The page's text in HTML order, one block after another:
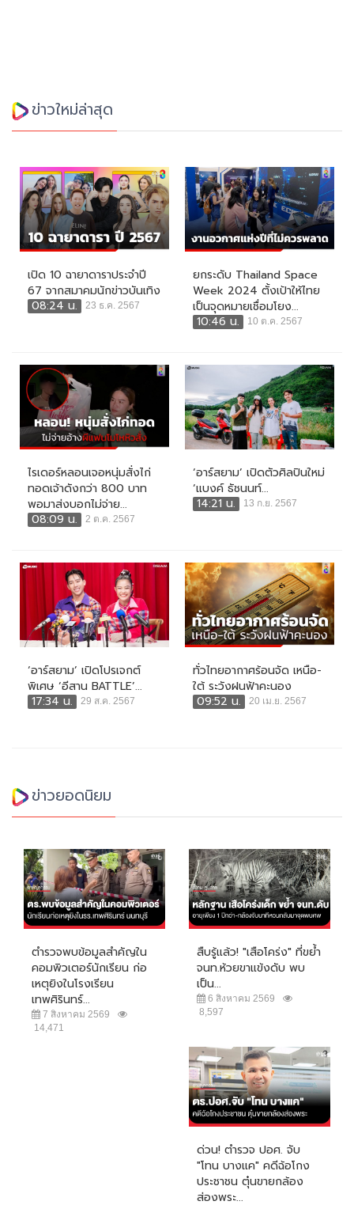
ข่าวใหม่ล่าสุด
เปิด 10 ฉายาดาราประจำปี
67 จากสมาคมนักข่าวบันเทิง
08:24 น.
23 ธ.ค. 2567
ยกระดับ Thailand Space
Week 2024 ตั้งเป้าให้ไทย
เป็นจุดหมายเชื่อมโยง...
10:46 น.
10 ต.ค. 2567
ไรเดอร์หลอนเจอหนุ่มสั่งไก่
ทอดเจ้าดังกว่า 800 บาท
พอมาส่งบอกไม่จ่าย...
08:09 น.
2 ต.ค. 2567
‘อาร์สยาม’ เปิดตัวศิลปินใหม่
‘แบงค์ ธัชนนท์...
14:21 น.
13 ก.ย. 2567
‘อาร์สยาม’ เปิดโปรเจกต์
พิเศษ ‘อีสาน BATTLE’...
17:34 น.
29 ส.ค. 2567
ทั่วไทยอากาศร้อนจัด เหนือ-
ใต้ ระวังฝนฟ้าคะนอง
09:52 น.
20 เม.ย. 2567
ข่าวยอดนิยม
ตำรวจพบข้อมูลสำคัญใน
คอมพิวเตอร์นักเรียน ก่อ
เหตุยิงในโรงเรียน
เทพศิรินทร์...
7 สิงหาคม 2569
14,471
สืบรู้แล้ว! "เสือโคร่ง" ที่ขย้ำ
จนท.ห้วยขาแข้งดับ พบ
เป็น...
6 สิงหาคม 2569
8,597
ด่วน! ตำรวจ ปอศ. จับ
"โทน บางแค" คดีฉ้อโกง
ประชาชน ตุ๋นขายกล้อง
ส่องพระ...